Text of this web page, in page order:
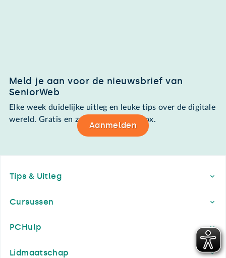
Meld je aan voor de nieuwsbrief van
SeniorWeb
Elke week duidelijke uitleg en leuke tips over de digitale
wereld. Gratis en zomaar in de mailbox.
Aanmelden
Tips & Uitleg
Cursussen
PCHulp
Lidmaatschap